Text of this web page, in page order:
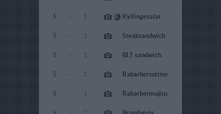
5 - 1 Kyllingesalat
5 - 1 Steaksandwich
5 - 1 BLT sandwich
5 - 1 Rabarbersnitter
5 - 1 Rabarbermojito